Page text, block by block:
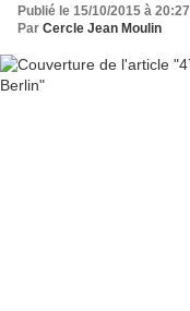
Publié le 15/10/2015 à 20:27
Par Cercle Jean Moulin